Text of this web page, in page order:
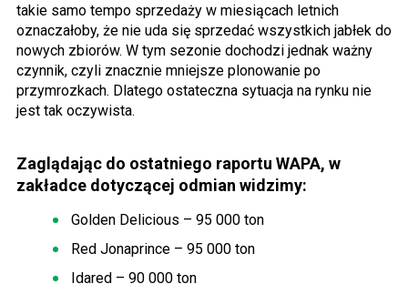
takie samo tempo sprzedaży w miesiącach letnich
oznaczałoby, że nie uda się sprzedać wszystkich jabłek do
nowych zbiorów. W tym sezonie dochodzi jednak ważny
czynnik, czyli znacznie mniejsze plonowanie po
przymrozkach. Dlatego ostateczna sytuacja na rynku nie
jest tak oczywista.
Zaglądając do ostatniego raportu WAPA, w
zakładce dotyczącej odmian widzimy:
Golden Delicious – 95 000 ton
Red Jonaprince – 95 000 ton
Idared – 90 000 ton